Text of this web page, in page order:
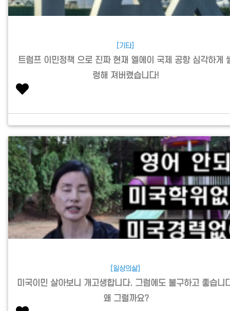
[기타]
트럼프 이민정책 으로 진짜 현재 엘에이 국제 공항 심각하게
렁해 져버렸습니다!
[일상의삶]
미국이민 살아보니 개고생합니다. 그럼에도 불구하고 좋습니
왜 그럴까요?